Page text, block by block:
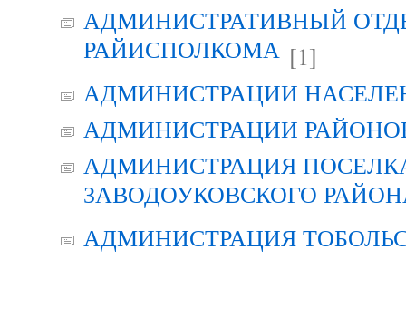
АДМИНИСТРАТИВНЫЙ
РАЙИСПОЛКОМА [1]
АДМИНИСТРАЦИИ
АДМИНИСТРАЦИИ
АДМИНИСТРАЦИЯ
ЗАВОДОУКОВСКОГО
АДМИНИСТРАЦИЯ